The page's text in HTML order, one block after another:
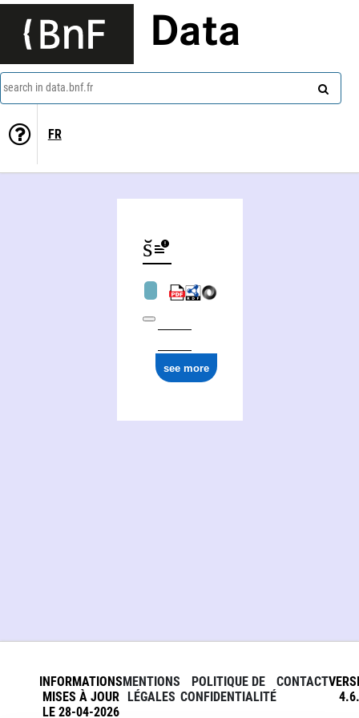
Data
search in data.bnf.fr
FR
Vlastivědne muzeum. Los̆tice, Tchécoslovaquie
see more
INFORMATIONS
MISES À JOUR
LE 28-04-2026
MENTIONS
LÉGALES
POLITIQUE DE
CONFIDENTIALITÉ
CONTACT